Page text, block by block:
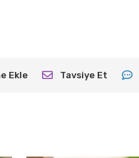
Ekle Tavsiye Et